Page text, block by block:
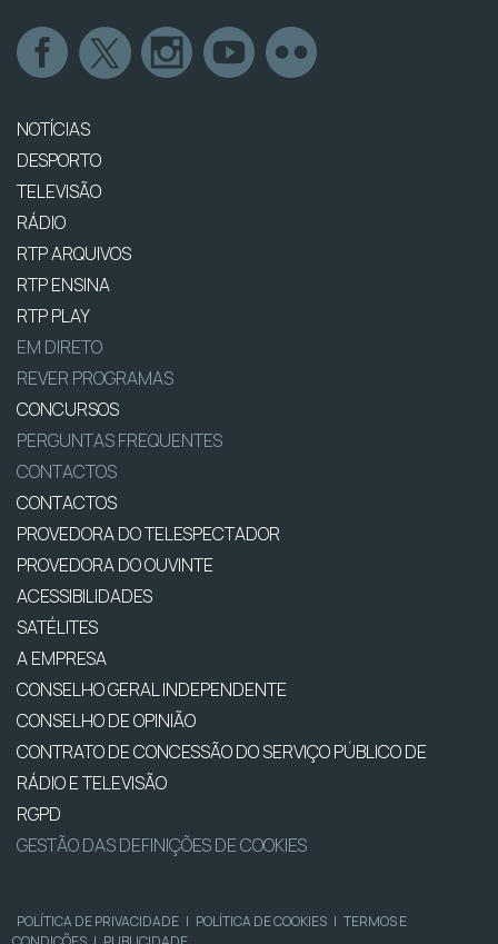
NOTÍCIAS
DESPORTO
TELEVISÃO
RÁDIO
RTP ARQUIVOS
RTP ENSINA
RTP PLAY
EM DIRETO
REVER PROGRAMAS
CONCURSOS
PERGUNTAS FREQUENTES
CONTACTOS
CONTACTOS
PROVEDORA DO TELESPECTADOR
PROVEDORA DO OUVINTE
ACESSIBILIDADES
SATÉLITES
A EMPRESA
CONSELHO GERAL INDEPENDENTE
CONSELHO DE OPINIÃO
CONTRATO DE CONCESSÃO DO SERVIÇO PÚBLICO DE
RÁDIO E TELEVISÃO
RGPD
GESTÃO DAS DEFINIÇÕES DE COOKIES
POLÍTICA DE PRIVACIDADE | POLÍTICA DE COOKIES | TERMOS E